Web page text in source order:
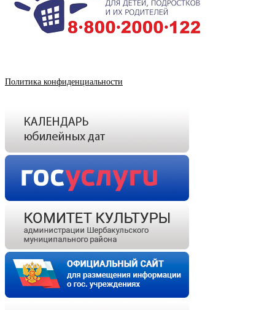
Политика конфиденциальности